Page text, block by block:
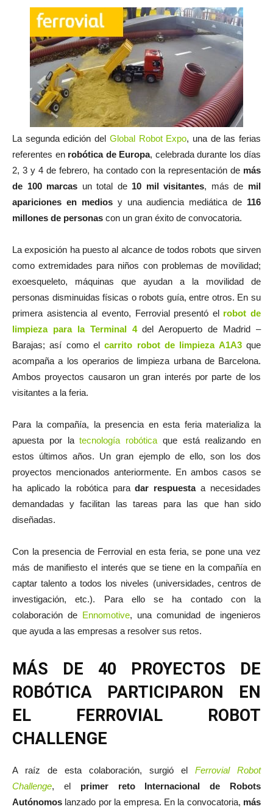
La segunda edición del Global Robot Expo, una de las ferias
referentes en robótica de Europa, celebrada durante los días
2, 3 y 4 de febrero, ha contado con la representación de más
de 100 marcas un total de 10 mil visitantes, más de mil
apariciones en mediosy una audiencia mediática de 116
millones de personas con un gran éxito de convocatoria.
La exposición ha puesto al alcance de todos robots que sirven
como extremidades para niños con problemas de movilidad;
exoesqueleto, máquinas que ayudan a la movilidad de
personas disminuidas físicas o robots guía, entre otros. En su
primera asistencia al evento, Ferrovial presentó el robot de
limpieza para la Terminal 4del Aeropuerto de Madrid –
Barajas; así como elcarrito robot de limpieza A1A3que
acompaña a los operarios de limpieza urbana de Barcelona.
Ambos proyectos causaron un gran interés por parte de los
visitantes a la feria.
Para la compañía, la presencia en esta feria materializa la
apuesta por latecnología robótica que está realizando en
estos últimos años. Un gran ejemplo de ello, son los dos
proyectos mencionados anteriormente. En ambos casos se
ha aplicado la robótica paradar respuestaa necesidades
demandadas y facilitan las tareas para las que han sido
diseñadas.
Con la presencia de Ferrovial en esta feria, se pone una vez
más de manifiesto el interés que se tiene en la compañía en
captar talento a todos los niveles (universidades, centros de
investigación, etc.). Para ello se ha contado con la
colaboración de Ennomotive, una comunidad de ingenieros
que ayuda a las empresas a resolver sus retos.
MÁS DE 40 PROYECTOS DE
ROBÓTICA PARTICIPARON EN
EL FERROVIAL ROBOT
CHALLENGE
A raíz de esta colaboración, surgió el Ferrovial Robot
Challenge, el primer reto Internacional de Robots
Autónomos lanzado por la empresa. En la convocatoria, más